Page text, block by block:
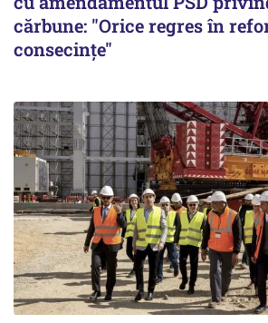
cărbune: "Orice regres în
consecințe"